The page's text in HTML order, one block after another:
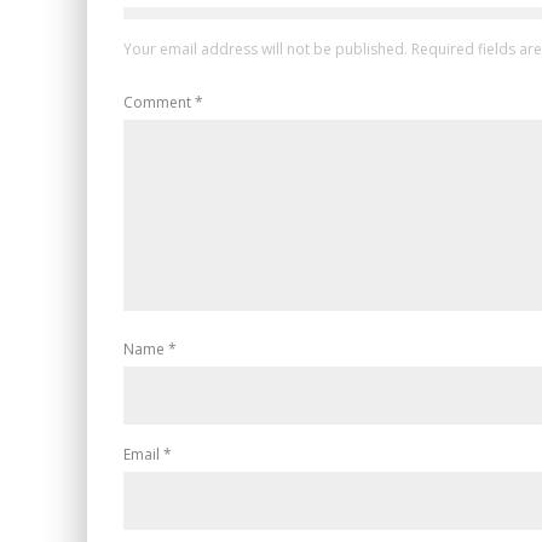
Your email address will not be published. Required fields
Comment*
Name *
Email *